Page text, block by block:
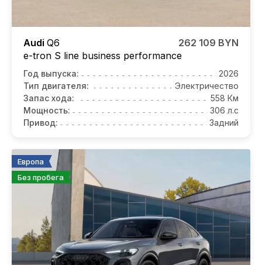
Audi Q6
e-tron S line business performance
262 109 BYN
Год выпуска:
2026
Тип двигателя:
Электричество
Запас хода:
558 Км
Мощность:
306 л.с
Привод:
Задний
Европа
Без пробега